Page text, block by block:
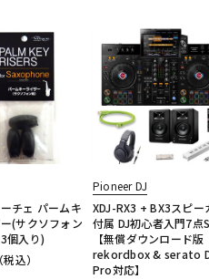
チェ パームキ
(サクソフォン
個入り)
（税込）
Pioneer DJ
XDJ-RX3 + BX3スピー
付属 DJ初心者入門7点
【無償ダウンロード版
rekordbox & serato
Pro対応】